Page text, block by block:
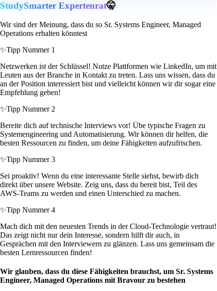
StudySmarter Expertenrat🤫
Wir sind der Meinung, dass du so Sr. Systems Engineer, Managed
Operations erhalten könntest
✨Tipp Nummer 1
Netzwerken ist der Schlüssel! Nutze Plattformen wie LinkedIn, um mit
Leuten aus der Branche in Kontakt zu treten. Lass uns wissen, dass du
an der Position interessiert bist und vielleicht können wir dir sogar eine
Empfehlung geben!
✨Tipp Nummer 2
Bereite dich auf technische Interviews vor! Übe typische Fragen zu
Systemengineering und Automatisierung. Wir können dir helfen, die
besten Ressourcen zu finden, um deine Fähigkeiten aufzufrischen.
✨Tipp Nummer 3
Sei proaktiv! Wenn du eine interessante Stelle siehst, bewirb dich
direkt über unsere Website. Zeig uns, dass du bereit bist, Teil des
AWS-Teams zu werden und einen Unterschied zu machen.
✨Tipp Nummer 4
Mach dich mit den neuesten Trends in der Cloud-Technologie vertraut!
Das zeigt nicht nur dein Interesse, sondern hilft dir auch, in
Gesprächen mit den Interviewern zu glänzen. Lass uns gemeinsam die
besten Lernressourcen finden!
Wir glauben, dass du diese Fähigkeiten brauchst, um Sr. Systems
Engineer, Managed Operations mit Bravour zu bestehen